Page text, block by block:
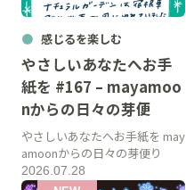
感じるを楽しむ
やさしいあなたへお手
紙を #167 – mayamoo
nからの日々の芽便
2026.07.28
やさしいあなたへお手紙を may
amoonからの日々の芽便り